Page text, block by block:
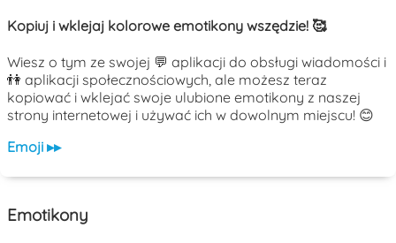
Kopiuj i wklejaj kolorowe emotikony wszędzie! 🥰
Wiesz o tym ze swojej 💬 aplikacji do obsługi wiadomości i
👫 aplikacji społecznościowych, ale możesz teraz
kopiować i wklejać swoje ulubione emotikony z naszej
strony internetowej i używać ich w dowolnym miejscu! 😊
Emoji ▸▸
Emotikony